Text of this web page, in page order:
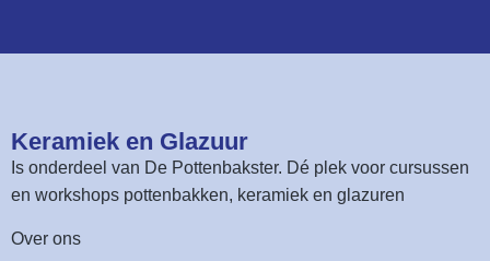
Keramiek en Glazuur​
Is onderdeel van De Pottenbakster. Dé plek voor cursussen
en workshops pottenbakken, keramiek en glazuren
Over ons